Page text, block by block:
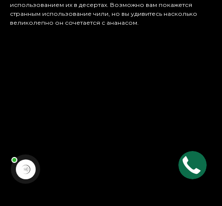
использованием их в десертах. Возможно вам покажется
странным использование чили, но вы удивитесь насколько
великолепно он сочетается с ананасом.